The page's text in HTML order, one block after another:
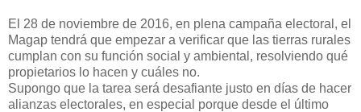
El 28 de noviembre de 2016, en plena campaña electoral, el
Magap tendrá que empezar a verificar que las tierras rurales
cumplan con su función social y ambiental, resolviendo qué
propietarios lo hacen y cuáles no.
Supongo que la tarea será desafiante justo en días de hacer
alianzas electorales, en especial porque desde el último